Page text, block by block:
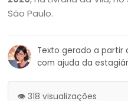
São Paulo.
Texto gerado a partir
com ajuda da
👁️ 318 visualizações